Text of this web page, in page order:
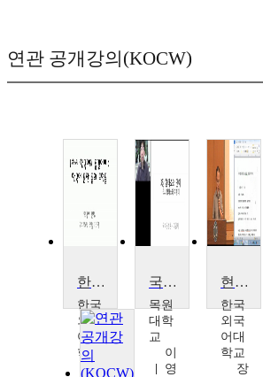
연관 공개강의(KOCW)
한국어문법
한국
외국
어대
학교
김
국어문법론
목원
대학
교
이
영
현대중국어문법2
한국
외국
어대
학교
장